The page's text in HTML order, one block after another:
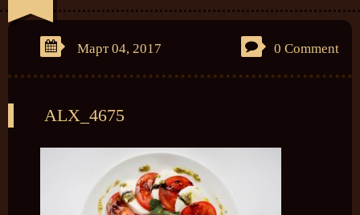
Март 04, 2017 0 Comment
ALX_4675